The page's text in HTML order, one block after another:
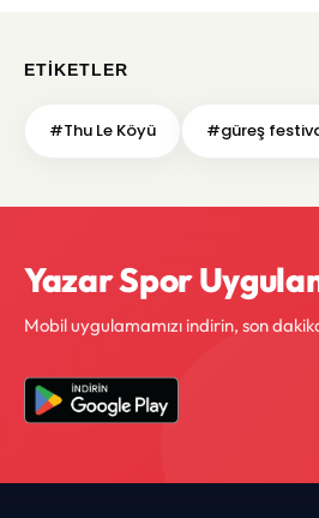
ETIKETLER
#Thu Le Köyü #güreş
Yazar Spor
Mobil uygulamamızı indirin, son